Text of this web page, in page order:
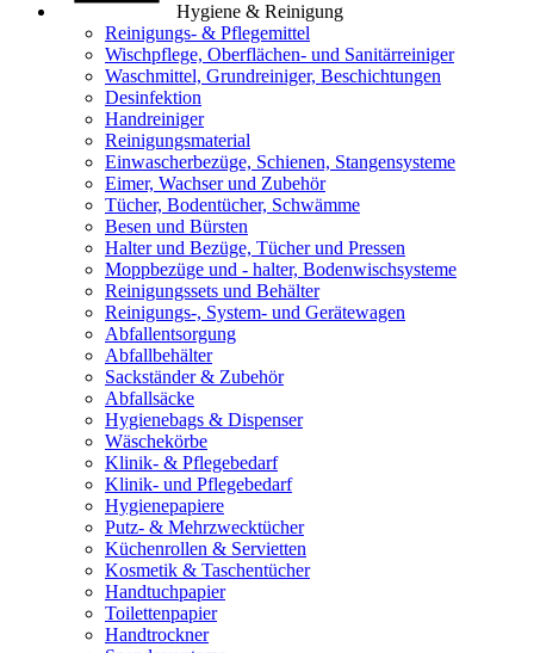
Hygiene & Reinigung
Reinigungs- & Pflegemittel
Wischpflege, Oberflächen- und Sanitärreiniger
Waschmittel, Grundreiniger, Beschichtungen
Desinfektion
Handreiniger
Reinigungsmaterial
Einwascherbezüge, Schienen, Stangensysteme
Eimer, Wachser und Zubehör
Tücher, Bodentücher, Schwämme
Besen und Bürsten
Halter und Bezüge, Tücher und Pressen
Moppbezüge und - halter, Bodenwischsysteme
Reinigungssets und Behälter
Reinigungs-, System- und Gerätewagen
Abfallentsorgung
Abfallbehälter
Sackständer & Zubehör
Abfallsäcke
Hygienebags & Dispenser
Wäschekörbe
Klinik- & Pflegebedarf
Klinik- und Pflegebedarf
Hygienepapiere
Putz- & Mehrzwecktücher
Küchenrollen & Servietten
Kosmetik & Taschentücher
Handtuchpapier
Toilettenpapier
Handtrockner